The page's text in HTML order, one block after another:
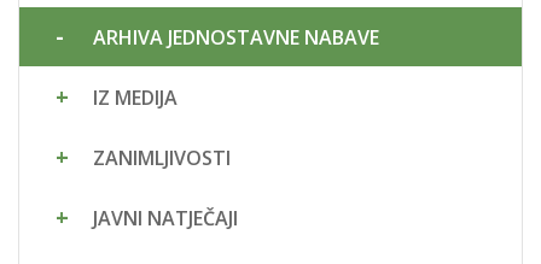
ARHIVA JEDNOSTAVNE NABAVE
IZ MEDIJA
ZANIMLJIVOSTI
JAVNI NATJEČAJI